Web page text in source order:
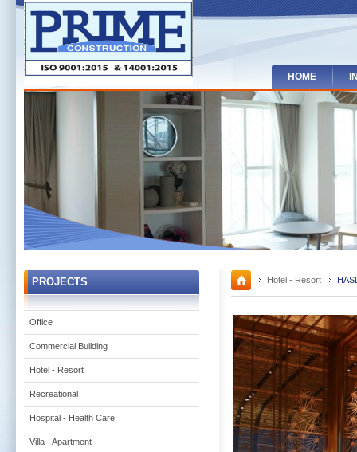
HOME
PROJECTS
Office
Commercial Building
Hotel - Resort
Recreational
Hospital - Health Care
Villa - Apartment
Hotel - Resort